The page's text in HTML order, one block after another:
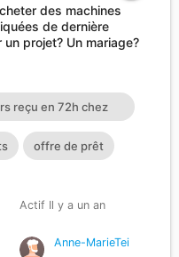
des machines
de dernière
projet? Un mariage?
reçu en 72h chez
offre de prêt
Actif Il y a un an
Anne-MarieTei